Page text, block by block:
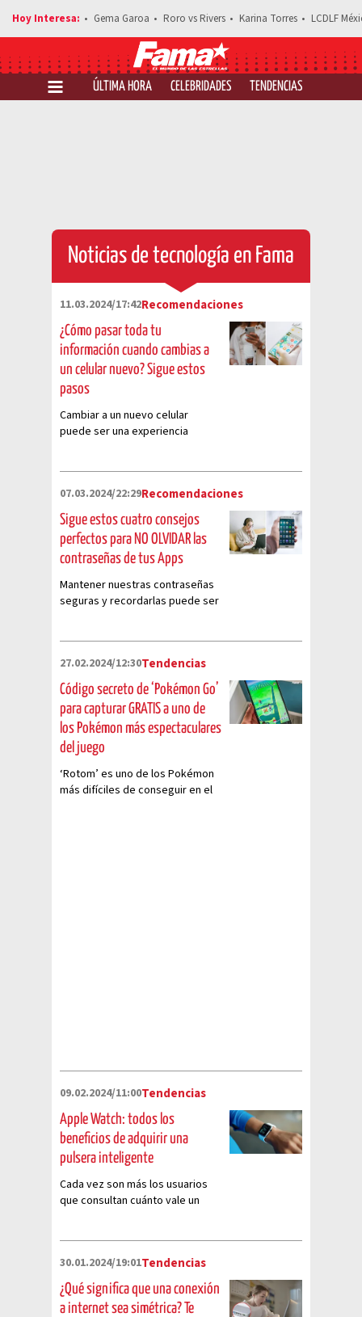
Gema Garoa Roro vs Rivers Karina Torres LCDLF
ÚLTIMA HORA CELEBRIDADES TENDENCIAS
Noticias de tecnología en Fama
11.03.2024/17:42Recomendaciones
¿Cómo pasar toda tu
información cuando cambias a
un celular nuevo? Sigue estos
pasos
Cambiar a un nuevo celular
puede ser una experiencia
información de manera efectiva.
07.03.2024/22:29Recomendaciones
Sigue estos cuatro consejos
perfectos para NO OLVIDAR las
contraseñas de tus Apps
Mantener nuestras contraseñas
seguras y recordarlas puede ser
pueden ayudarnos a proteger
nuestras cuentas y evitar el
olvido de claves
27.02.2024/12:30Tendencias
Código secreto de ‘Pokémon Go’
para capturar GRATIS a uno de
los Pokémon más espectaculares
del juego
‘Rotom’ es uno de los Pokémon
más difíciles de conseguir en el
09.02.2024/11:00Tendencias
Apple Watch: todos los
beneficios de adquirir una
pulsera inteligente
Cada vez son más los usuarios
que consultan cuánto vale un
30.01.2024/19:01Tendencias
¿Qué significa que una conexión
a internet sea simétrica? Te